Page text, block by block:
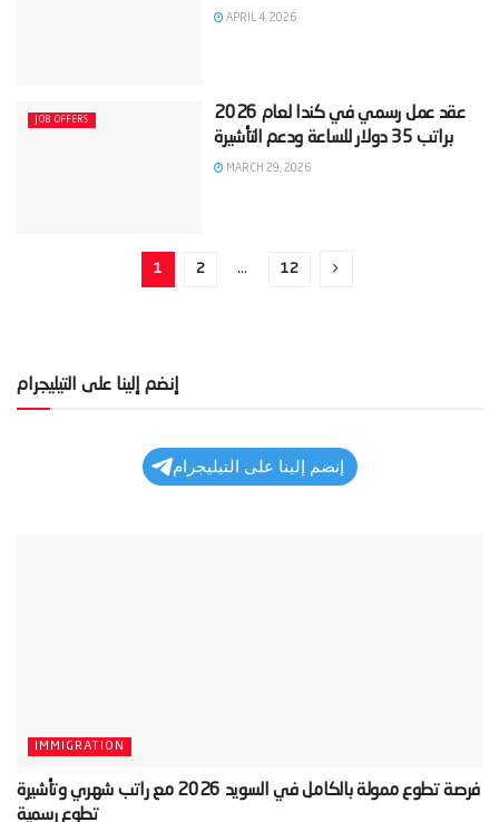
APRIL 4, 2026
JOB OFFERS
‫عقد عمل رسمي في كندا لعام 2026
براتب 35 دولار للساعة ودعم التأشيرة‬
MARCH 29, 2026
1 2 … 12
إنضم إلينا على التيليجرام
إنضم إلينا على التيليجرام
IMMIGRATION
‫فرصة تطوع ممولة بالكامل في السويد 2026 مع راتب شهري وتأشيرة
تطوع رسمية‬